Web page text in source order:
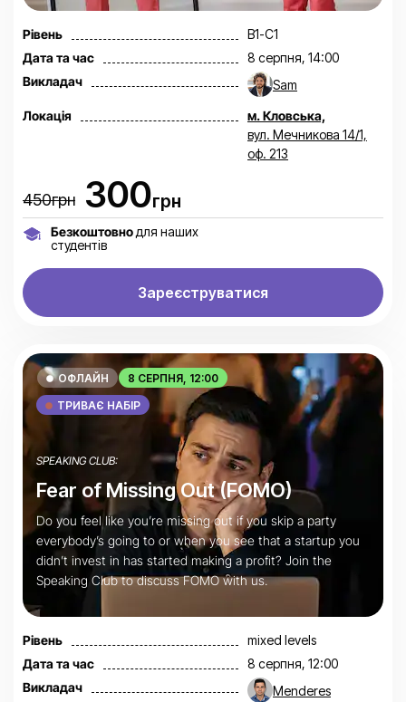
Рівень
В1-С1
Дата та час
8 серпня, 14:00
Викладач
Sam
Локація
м. Кловська,
вул. Мечникова 14/1,
оф. 213
450грн 300грн
Безкоштовнодля наших
студентів
Зареєструватися
ОФЛАЙН
ТРИВАЄ НАБІР
8 СЕРПНЯ, 12:00
SPEAKING CLUB:
Fear of Missing Out (FOMO)
Do you feel like you’re missing out if you skip a party
everybody’s going to or when you see that a startup you
didn’t invest in has started making a profit? Join the
Speaking Club to discuss FOMO with us.
Рівень
mixed levels
Дата та час
8 серпня, 12:00
Викладач
Menderes